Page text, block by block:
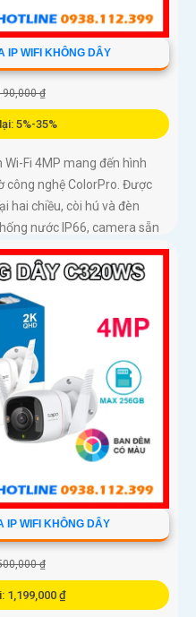
IP WIFI KHÔNG DÂY
₫
5%-35%
Fi 4MP mang đến hình
công nghệ ColorPro. Được
hai chiều, còi hú và đèn
nước IP66, camera sẵn
điều kiện thời tiết
IP WIFI KHÔNG DÂY
₫
1,199,000 ₫